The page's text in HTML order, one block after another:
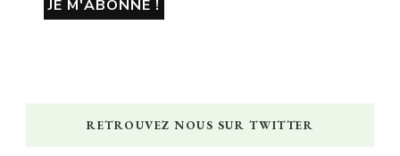
RETROUVEZ NOUS SUR TWITTER